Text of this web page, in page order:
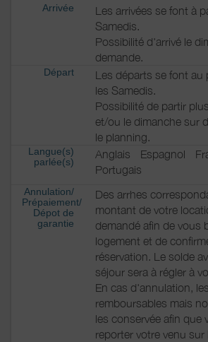
Arrivée
Les arrivées se font à
Samedis.
Possibilité d'arrivé le
demande.
Départ
Les départs se font au
les Samedis.
Possibilité de partir
et/ou le dimanche sur
le planning.
Langue(s)
parlée(s)
Anglais Espagnol
Portugais
Annulation/
Prépaiement/
Dépot de
garantie
Des arrhes
montant de votre
demandé afin de vous
logement et de
réservation. Le solde
séjour sera à régler à
En cas d'annulation,
remboursables mais
les conservée afin que
reporter votre venu